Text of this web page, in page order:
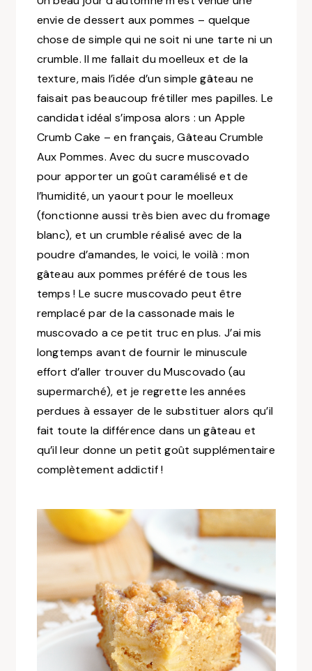
envie de dessert aux pommes – quelque
chose de simple qui ne soit ni une tarte ni un
crumble. Il me fallait du moelleux et de la
texture, mais l’idée d’un simple gâteau ne
faisait pas beaucoup frétiller mes papilles. Le
candidat idéal s’imposa alors : un Apple
Crumb Cake – en français, Gâteau Crumble
Aux Pommes. Avec du sucre muscovado
pour apporter un goût caramélisé et de
l’humidité, un yaourt pour le moelleux
(fonctionne aussi très bien avec du fromage
blanc), et un crumble réalisé avec de la
poudre d’amandes, le voici, le voilà : mon
gâteau aux pommes préféré de tous les
temps ! Le sucre muscovado peut être
remplacé par de la cassonade mais le
muscovado a ce petit truc en plus. J’ai mis
longtemps avant de fournir le minuscule
effort d’aller trouver du Muscovado (au
supermarché), et je regrette les années
perdues à essayer de le substituer alors qu’il
fait toute la différence dans un gâteau et
qu’il leur donne un petit goût supplémentaire
complètement addictif !